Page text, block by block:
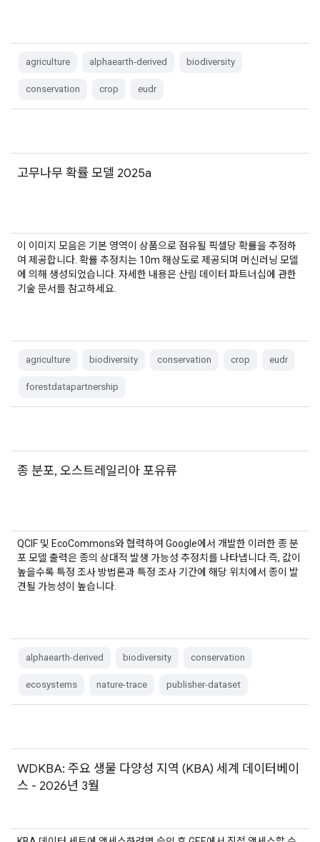
agriculture alphaearth-derived biodiversity
conservation crop eudr
고무나무 확률 모델 2025a
이 이미지 모음은 기본 영역이 상품으로 점유될 픽셀당 확률을 추정하
여 제공합니다. 확률 추정치는 10m 해상도로 제공되며 머신러닝 모델
에 의해 생성되었습니다. 자세한 내용은 산림 데이터 파트너십에 관한
기술 문서를 참고하세요.
agriculture biodiversity conservation crop eudr
forestdatapartnership
종 분포, 오스트레일리아 포유류
QCIF 및 EcoCommons와 협력하여 Google에서 개발한 이러한 종 분
포 모델 출력은 종의 상대적 발생 가능성 추정치를 나타냅니다.즉, 값이
높을수록 특정 조사 방법론과 특정 조사 기간에 해당 위치에서 종이 발
견될 가능성이 높습니다.
alphaearth-derived biodiversity conservation
ecosystems nature-trace publisher-dataset
WDKBA: 주요 생물 다양성 지역 (KBA) 세계 데이터베이
스 - 2026년 3월